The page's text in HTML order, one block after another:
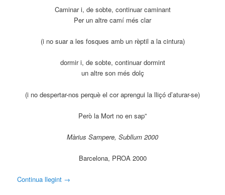
Caminar i, de sobte, continuar caminant
Per un altre camí més clar
(i no suar a les fosques amb un rèptil a la cintura)
dormir i, de sobte, continuar dormint
un altre son més dolç
(i no despertar-nos perquè el cor aprengui la lliçó d’aturar-se)
Però la Mort no en sap”
Màrius Sampere, Subllum 2000
Barcelona, PROA 2000
Continua llegint →